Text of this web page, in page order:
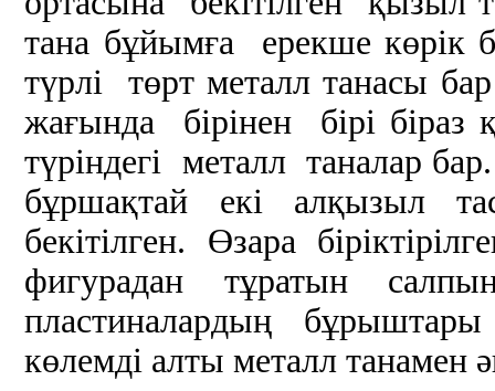
тана бұйымға ерекше көрік
түрлі төрт металл танасы
жағында бірінен бірі
түріндегі металл таналар
бұршақтай екі алқызыл
бекітілген. Өзара
фигурадан тұратын
пластиналардың бұрыштары
көлемді алты металл танамен